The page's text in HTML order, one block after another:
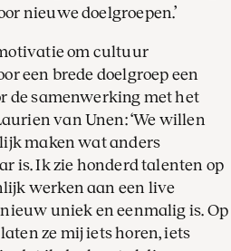
nieuwe doelgroepen.’
om cultuur
een brede doelgroep een
de samenwerking met het
van Unen: ‘We willen
maken wat anders
is. Ik zie honderd talenten op
werken aan een live
uniek en eenmalig is. Op
ze mij iets horen, iets